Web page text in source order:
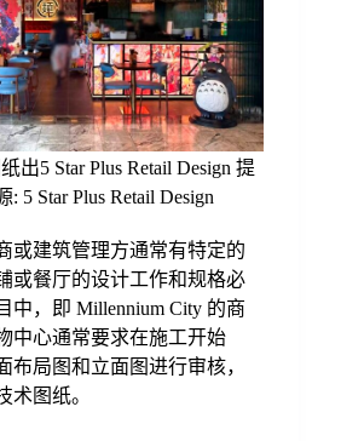
出5 Star Plus Retail Design 提
: 5 Star Plus Retail Design
或建筑管理方通常有特定的
或餐厅的设计工作和规格必
中，即 Millennium City 的商
中心通常要求在施工开始
布局图和立面图进行审核，
术图纸。